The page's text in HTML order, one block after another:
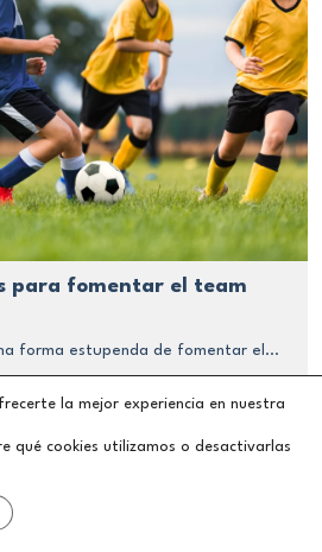
para fomentar el team
forma estupenda de fomentar el...
la mejor experiencia en nuestra
qué cookies utilizamos o desactivarlas